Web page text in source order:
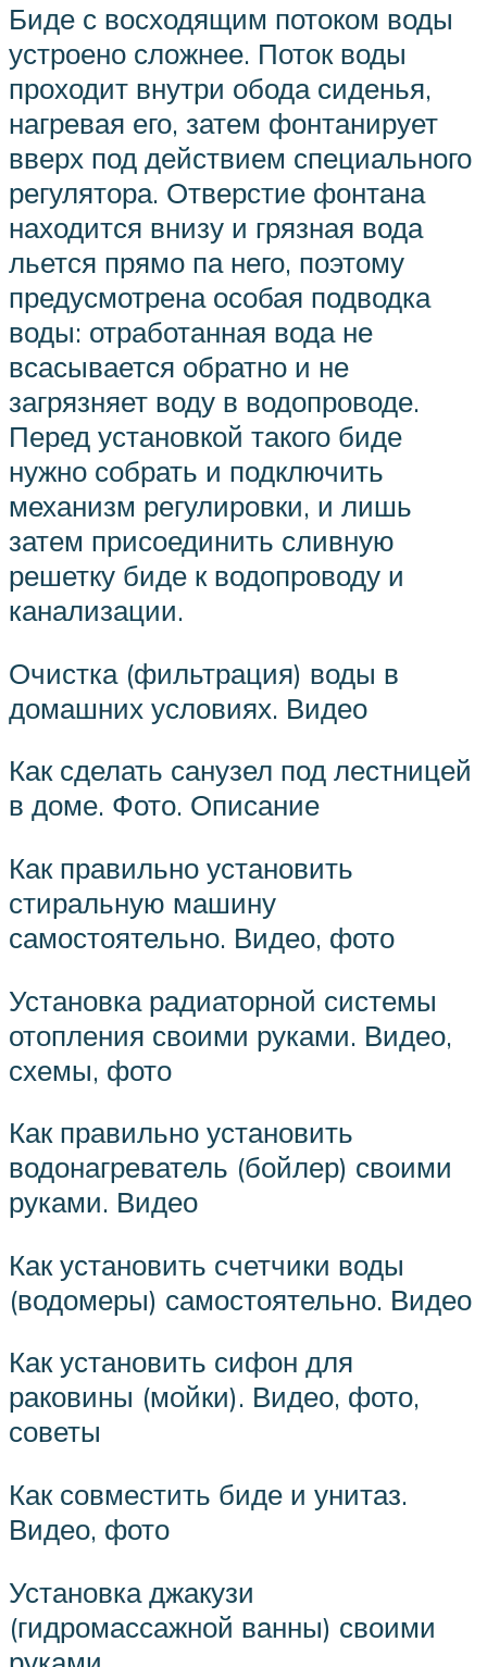
Биде с восходящим потоком воды
устроено сложнее. Поток воды
проходит внутри обода сиденья,
нагревая его, затем фонтанирует
вверх под действием специального
регулятора. Отверстие фонтана
находится внизу и грязная вода
льется прямо па него, поэтому
предусмотрена особая подводка
воды: отработанная вода не
всасывается обратно и не
загрязняет воду в водопроводе.
Перед установкой такого биде
нужно собрать и подключить
механизм регулировки, и лишь
затем присоединить сливную
решетку биде к водопроводу и
канализации.
Очистка (фильтрация) воды в
домашних условиях. Видео
Как сделать санузел под лестницей
в доме. Фото. Описание
Как правильно установить
стиральную машину
самостоятельно. Видео, фото
Установка радиаторной системы
отопления своими руками. Видео,
схемы, фото
Как правильно установить
водонагреватель (бойлер) своими
руками. Видео
Как установить счетчики воды
(водомеры) самостоятельно. Видео
Как установить сифон для
раковины (мойки). Видео, фото,
советы
Как совместить биде и унитаз.
Видео, фото
Установка джакузи
(гидромассажной ванны) своими